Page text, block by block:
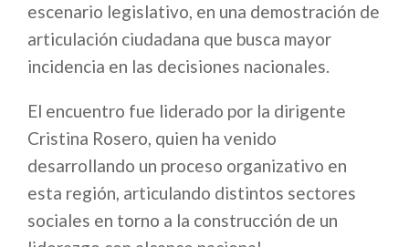
escenario legislativo, en una demostración de
articulación ciudadana que busca mayor
incidencia en las decisiones nacionales.
El encuentro fue liderado por la dirigente
Cristina Rosero, quien ha venido
desarrollando un proceso organizativo en
esta región, articulando distintos sectores
sociales en torno a la construcción de un